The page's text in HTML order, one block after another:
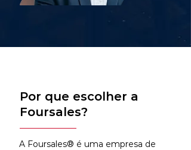
Por que escolher a
Foursales?
A Foursales® é uma empresa de